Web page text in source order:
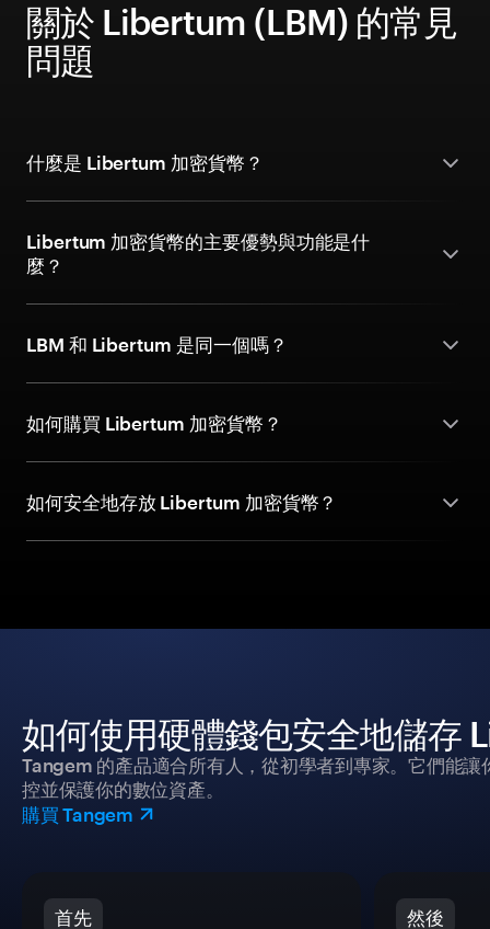
關於 Libertum (LBM) 的常見
問題
什麼是 Libertum 加密貨幣？
Libertum 加密貨幣的主要優勢與功能是什
麼？
LBM 和 Libertum 是同一個嗎？
如何購買 Libertum 加密貨幣？
如何安全地存放 Libertum 加密貨幣？
如何使用硬體錢包安全地儲存
Tangem 的產品適合所有人，從初學者到專家。它們能
控並保護你的數位資產。
購買 Tangem
首先 然後